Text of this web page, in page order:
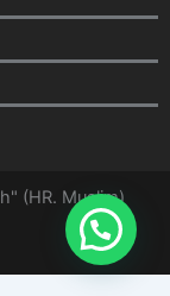
(HR. Muslim)